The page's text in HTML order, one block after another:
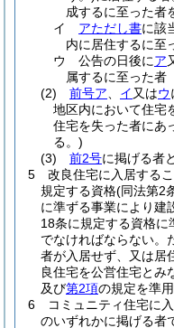
成するに至った者
イ
アただし書に該
内に居住するに至
ウ
公告の日後にア
属するに至った者
(2)
前号ア イ 又はウ
地区内において住宅
住宅を失った者にあ
る。)
(3)
前2号に掲げる者
5
改良住宅に入居する
規定する資格(同法第2
に準ずる事業により建
18条に規定する資格に
でなければならない。
者が入居せず、又は居
良住宅を公営住宅とみ
及び第2項の規定を準用
6
コミュニティ住宅に
のいずれかに掲げる者